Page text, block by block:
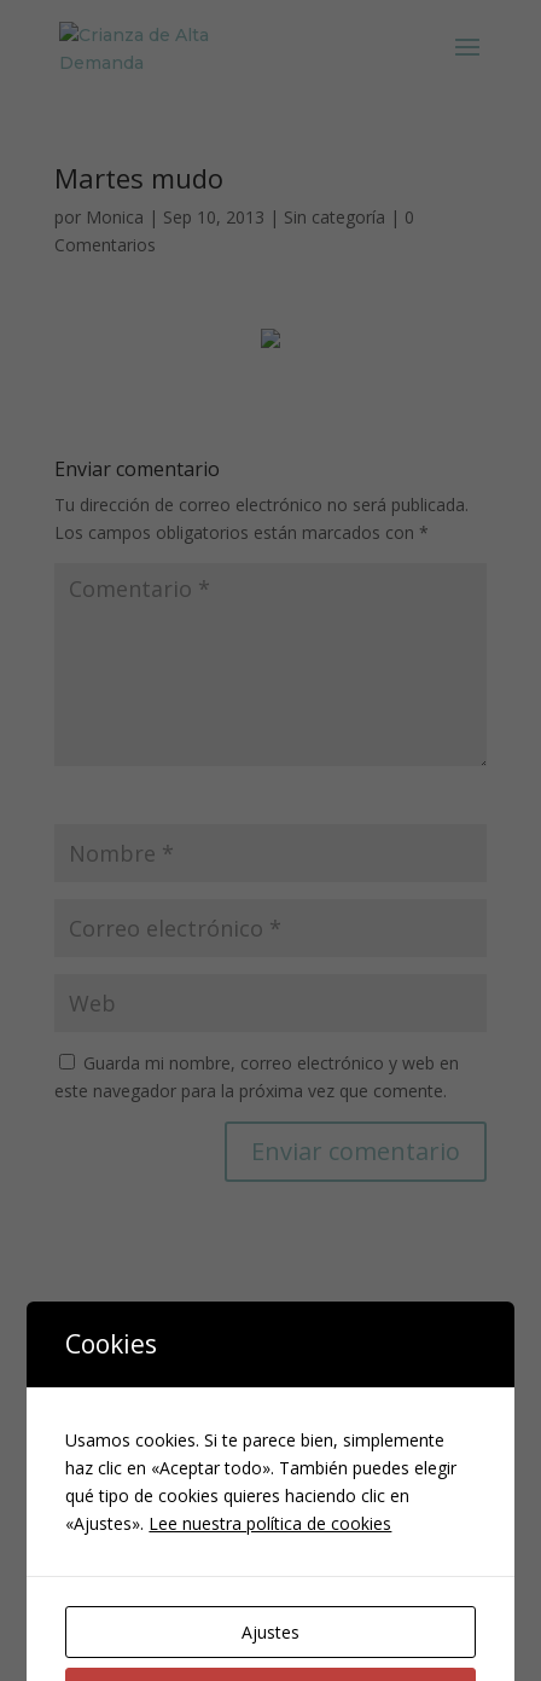
Martes mudo
por Monica | Sep 10, 2013 | Sin categoría | 0
Comentarios
Enviar comentario
Tu dirección de correo electrónico no será publicada.
Los campos obligatorios están marcados con *
Guarda mi nombre, correo electrónico y web en
este navegador para la próxima vez que comente.
Entradas recientes
El sueño en los niños de alta demanda.
Mi hijo no quiere vestirse ¡Y yo me tiro de los pelos!
Lo mas difícil de la crianza es…
El éxito en la crianza
Preguntas más frecuentes sobre la Alta Demanda
Comentarios recientes
Cookies
Usamos cookies. Si te parece bien, simplemente
haz clic en «Aceptar todo». También puedes elegir
qué tipo de cookies quieres haciendo clic en
«Ajustes». Lee nuestra política de cookies
Ajustes